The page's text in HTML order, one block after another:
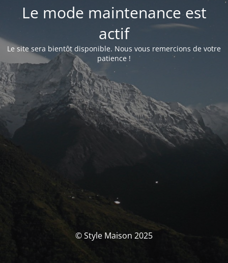
Le mode maintenance est
actif
Le site sera bientôt disponible. Nous vous remercions de votre
patience !
© Style Maison 2025